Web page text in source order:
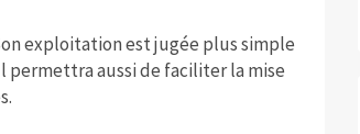
exploitation est jugée plus simple
permettra aussi de faciliter la mise